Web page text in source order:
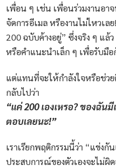
เพื่อน ๆ เช่น เพื่อนร่วมงานอา
จัดการอีเมล หรืองานไม่ไหวเล
200 ฉบับค้างอยู่” ซึ่งจริง ๆ แล้
หรือคำแนะนำเล็ก ๆ เพื่อรับมือ
แต่แทนที่จะให้กำลังใจหรือช่ว
กลับไปว่า
“แค่ 200 เองเหรอ? ของฉัน
ตอบเลยนะ!”
เราเรียกพฤติกรรมนี้ว่า “แข่งกั
ประสบการณ์ของตัวเองจะไม่ผิ